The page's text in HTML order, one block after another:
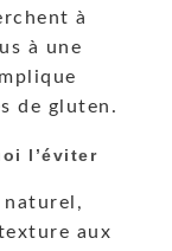
à
à une
de gluten.
l’éviter
naturel,
aux